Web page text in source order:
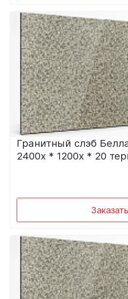
Гранитный слэб
2400х * 1200х * 20
Заказать